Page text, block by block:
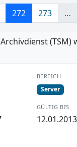
272 273 …
(TSM)
BEREICH
Server
GÜLTIG BIS
12.01.2013